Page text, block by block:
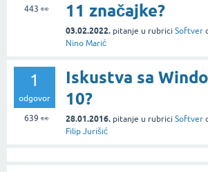
443 👀
11 značajke?
03.02.2022. pitanje u rubrici Softver
Nino Marić
1
odgovor
639 👀
Iskustva sa
10?
28.01.2016. pitanje u rubrici Softver
Filip Jurišić